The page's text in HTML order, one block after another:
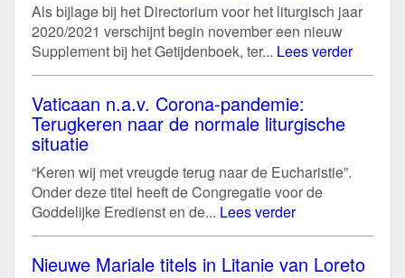
Als bijlage bij het Directorium voor het liturgisch jaar
2020/2021 verschijnt begin november een nieuw
Supplement bij het Getijdenboek, ter... Lees verder
Vaticaan n.a.v. Corona-pandemie:
Terugkeren naar de normale liturgische
situatie
“Keren wij met vreugde terug naar de Eucharistie”.
Onder deze titel heeft de Congregatie voor de
Goddelijke Eredienst en de... Lees verder
Nieuwe Mariale titels in Litanie van Loreto